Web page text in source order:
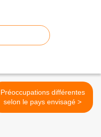
Préoccupations différentes
selon le pays envisagé >